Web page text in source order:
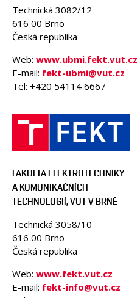
Technická 3082/12
616 00 Brno
Česká republika
Web: www.ubmi.fekt.vut.cz
E-mail: fekt-ubmi@vut.cz
Tel: +420 54114 6667
FAKULTA ELEKTROTECHNIKY
A KOMUNIKAČNÍCH
TECHNOLOGIÍ, VUT V BRNĚ
Technická 3058/10
616 00 Brno
Česká republika
Web: www.fekt.vut.cz
E-mail: fekt-info@vut.cz